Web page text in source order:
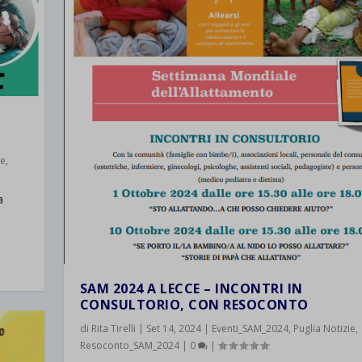
,
SAM 2024 A LECCE – INCONTRI IN
CONSULTORIO, CON RESOCONTO
di Rita Tirelli | Set 14, 2024| Eventi_SAM_2024, Puglia Notizie,
Resoconto_SAM_2024| 0 |
post*